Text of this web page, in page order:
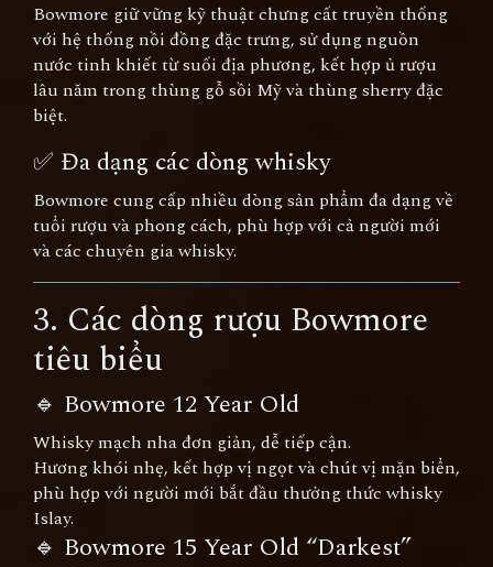
Bowmore giữ vững kỹ thuật chưng cất truyền thống
với hệ thống nồi đồng đặc trưng, sử dụng nguồn
nước tinh khiết từ suối địa phương, kết hợp ủ rượu
lâu năm trong thùng gỗ sồi Mỹ và thùng sherry đặc
biệt.
✅ Đa dạng các dòng whisky
Bowmore cung cấp nhiều dòng sản phẩm đa dạng về
tuổi rượu và phong cách, phù hợp với cả người mới
và các chuyên gia whisky.
3. Các dòng rượu Bowmore
tiêu biểu
🔹 Bowmore 12 Year Old
Whisky mạch nha đơn giản, dễ tiếp cận.
Hương khói nhẹ, kết hợp vị ngọt và chút vị mặn biển,
phù hợp với người mới bắt đầu thưởng thức whisky
Islay.
🔹 Bowmore 15 Year Old “Darkest”